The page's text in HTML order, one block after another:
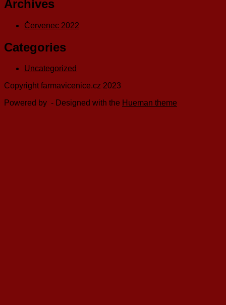
Archives
Červenec 2022
Categories
Uncategorized
Copyright farmavicenice.cz 2023
Powered by - Designed with the Hueman theme